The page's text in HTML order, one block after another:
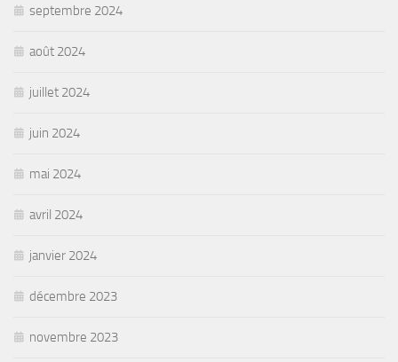
septembre 2024
août 2024
juillet 2024
juin 2024
mai 2024
avril 2024
janvier 2024
décembre 2023
novembre 2023